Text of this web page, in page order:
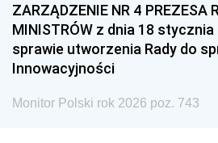
ZARZĄDZENIE NR 4 PREZESA
MINISTRÓW z dnia 18 stycznia
sprawie utworzenia Rady do
Innowacyjności
Monitor Polski rok 2026 poz. 743